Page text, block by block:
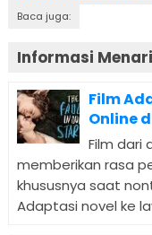
Baca juga:
Informasi
Film
Online
Film dari
memberikan rasa
khususnya saat
Adaptasi novel ke